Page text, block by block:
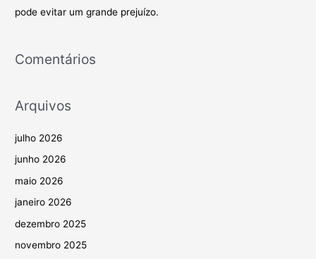
pode evitar um grande prejuízo.
Comentários
Arquivos
julho 2026
junho 2026
maio 2026
janeiro 2026
dezembro 2025
novembro 2025